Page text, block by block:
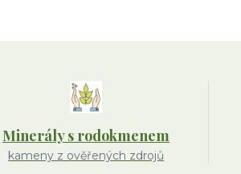
Minerály s rodokmenem
kameny z ověřených zdrojů